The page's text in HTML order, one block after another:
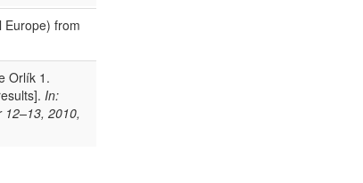
Europe) from
Orlík 1.
In:
2010,